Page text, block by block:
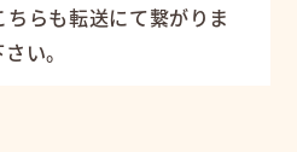
らも転送にて繋がりま
い。